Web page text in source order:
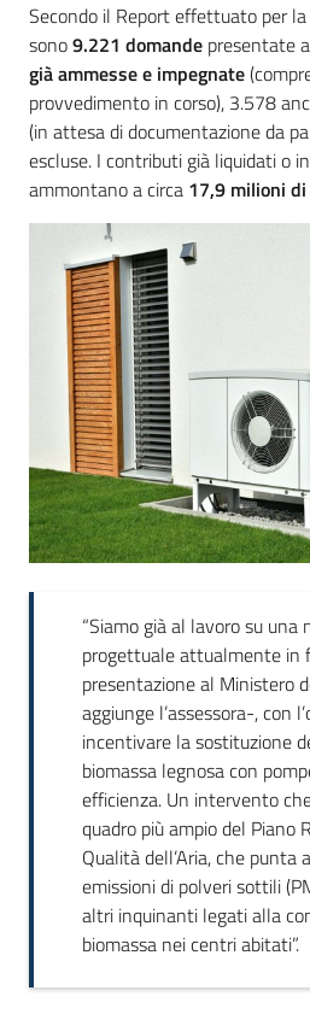
Secondo il Report effettuato per
sono9.221 domande presentate
già ammesse e impegnate
provvedimento in corso), 3.578
(in attesa di documentazione da
escluse. I contributi già liquidati o
ammontano a circa 17,9 milioni
“Siamo già al lavoro su una
progettuale attualmente in
presentazione al Ministero
aggiunge l’assessora-, con
incentivare la sostituzione
biomassa legnosa con
efficienza. Un intervento
quadro più ampio del Piano
Qualità dell’Aria, che punta
emissioni di polveri sottili
altri inquinanti legati alla
biomassa nei centri abitati”.